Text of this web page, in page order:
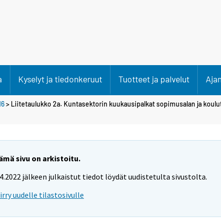
Kyselyt ja tiedonkeruut Tuotteet ja palvelut
> Liitetaulukko 2a. Kuntasektorin kuukausipalkat sopimusalan ja
sivu on arkistoitu.
jälkeen julkaistut tiedot löydät uudistetulta sivustolta.
uudelle tilastosivulle